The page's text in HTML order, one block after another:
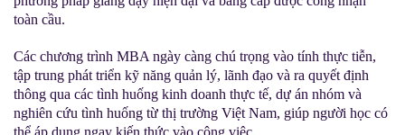
toàn cầu.
Các chương trình MBA ngày càng chú trọng vào tính thực tiễn,
tập trung phát triển kỹ năng quản lý, lãnh đạo và ra quyết định
thông qua các tình huống kinh doanh thực tế, dự án nhóm và
nghiên cứu tình huống từ thị trường Việt Nam, giúp người học có